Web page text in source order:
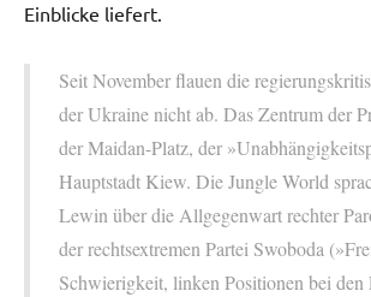
Einblicke liefert.
Seit November flauen die
der Ukraine nicht ab. Das Zentrum der
der Maidan-Platz, der
Hauptstadt Kiew. Die Jungle World
Lewin über die Allgegenwart rechter
der rechtsextremen Partei Swoboda
Schwierigkeit, linken Positionen bei den